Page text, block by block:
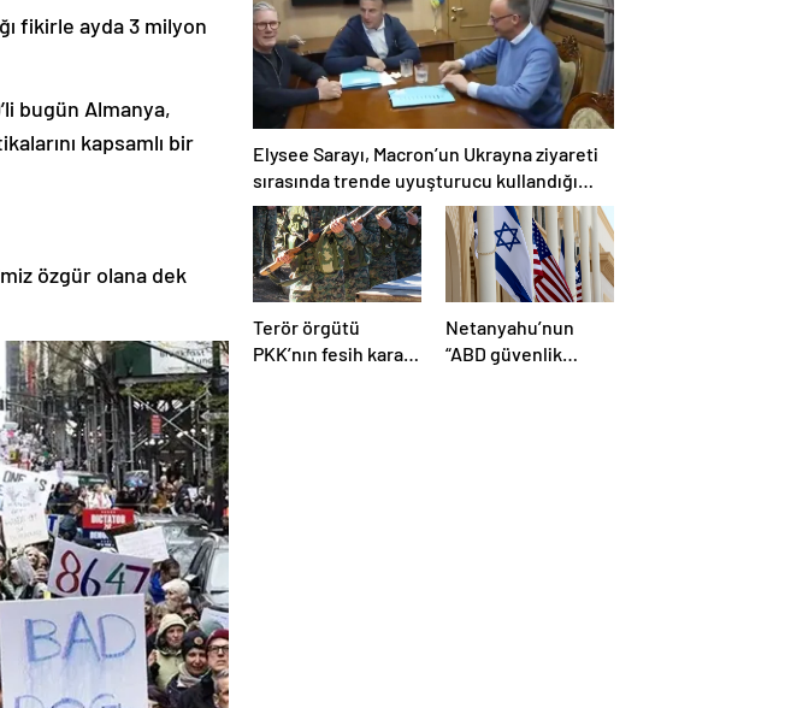
fikirle ayda 3 milyon
bugün Almanya,
kapsamlı bir
özgür olana dek
Elysee Sarayı, Macron’un Ukrayna ziyareti
sırasında trende uyuşturucu kullandığı
iddiasını yalanladı
Terör örgütü
PKK’nın fesih kararı
Netanyahu’nun
“ABD güvenlik